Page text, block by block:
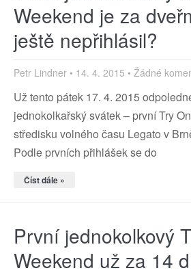
Weekend je za
ještě nepřihlásil?
Petr Lindner 14. 4. 2015 Žádné
Už tento pátek 17. 4. 2015
jednokolkařský svátek – první Try
středisku volného času Legato v
Podle prvních přihlášek se do
Číst dále »
První jednokolkový
Weekend už za 14